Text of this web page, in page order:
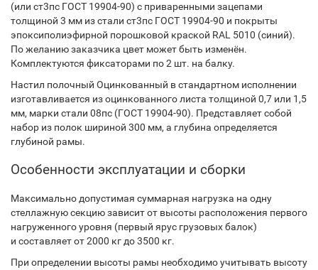
(или ст3пс ГОСТ 19904-90) с приваренными зацепами
толщиной 3 мм из стали ст3пс ГОСТ 19904-90 и покрыты
эпоксиполиэфирной порошковой краской RAL 5010 (синий).
По желанию заказчика цвет может быть изменён.
Комплектуются фиксаторами по 2 шт. на балку.
Настил полочный Оцинкованный в стандартном исполнении
изготавливается из оцинкованного листа толщиной 0,7 или 1,5
мм, марки стали 08пс (ГОСТ 19904-90). Представляет собой
набор из полок шириной 300 мм, а глубина определяется
глубиной рамы.
Особенности эксплуатации и сборки
Максимально допустимая суммарная нагрузка на одну
стеллажную секцию зависит от высоты расположения первого
нагруженного уровня (первый ярус грузовых балок)
и составляет от 2000 кг до 3500 кг.
При определении высоты рамы необходимо учитывать высоту